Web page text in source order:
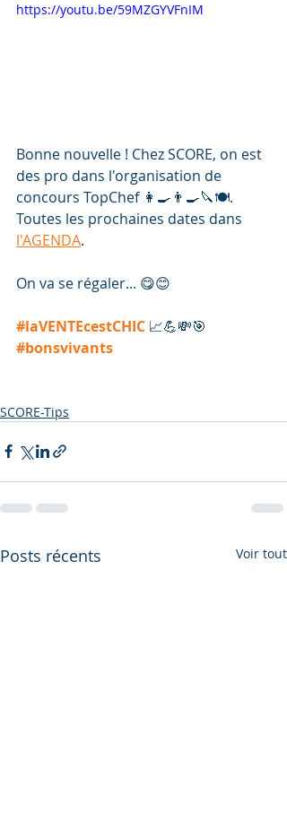
https://youtu.be/59MZGYVFnIM
Bonne nouvelle ! Chez SCORE, on est
des pro dans l'organisation de
concours TopChef 👩‍🍳👨‍🍳🔪🍽.
Toutes les prochaines dates dans
l'AGENDA.
On va se régaler... 😋😊
#laVENTEcestCHIC 📈💪💸🎯
#bonsvivants
SCORE-Tips
Posts récents Voir tout